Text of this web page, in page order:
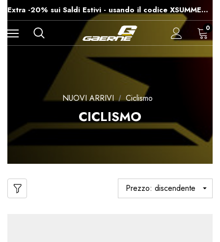
Extra -20% sui Saldi Estivi - usando il codice XSUMMER2026
Spedizioni gratuite per ordini superiori a 99€
-15% su Tutto - usando il codice XSUMMER2026
0
NUOVI ARRIVI Ciclismo
CICLISMO